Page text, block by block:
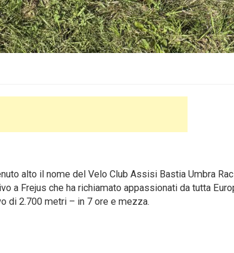
alto il nome del Velo Club Assisi Bastia Umbra
a Frejus che ha richiamato appassionati da tutta
di 2.700 metri – in 7 ore e mezza.